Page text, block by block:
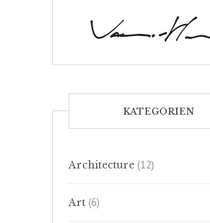
KATEGORIEN
Architecture (12)
Art (6)